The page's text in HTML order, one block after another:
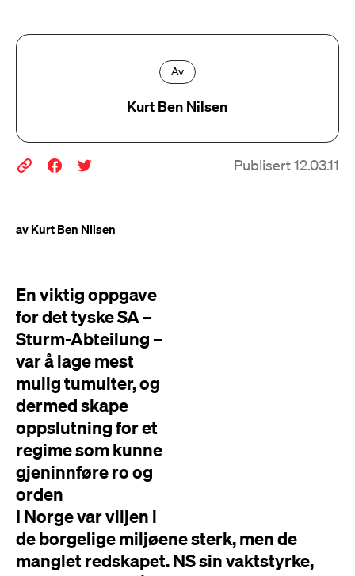
Av
Kurt Ben Nilsen
Publisert 12.03.11
av Kurt Ben Nilsen
En viktig oppgave
for det tyske SA –
Sturm-Abteilung –
var å lage mest
mulig tumulter, og
dermed skape
oppslutning for et
regime som kunne
gjeninnføre ro og
orden
I Norge var viljen i
de borgelige miljøene sterk, men de
manglet redskapet. NS sin vaktstyrke,